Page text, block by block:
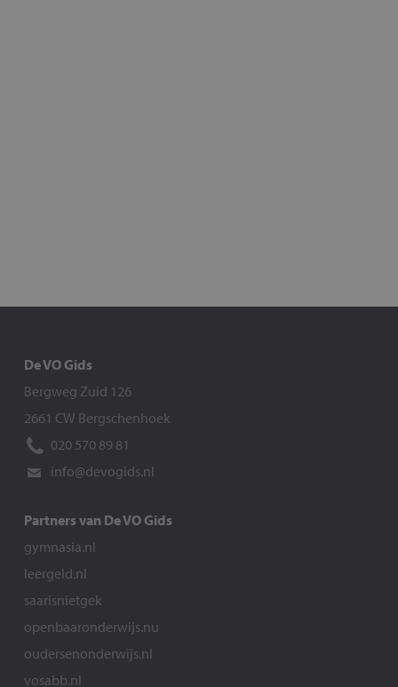
De VO Gids
Bergweg Zuid 126
2661 CW Bergschenhoek
020 570 89 81
info@devogids.nl
Partners van De VO Gids
gymnasia.nl
leergeld.nl
saarisnietgek
openbaaronderwijs.nu
oudersenonderwijs.nl
vosabb.nl